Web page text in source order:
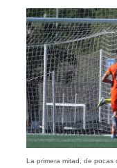
La primera mitad, de